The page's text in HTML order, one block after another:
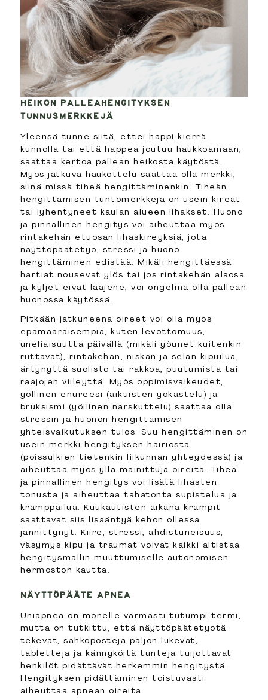
HEIKON PALLEAHENGITYKSEN
TUNNUSMERKKEJÄ
Yleensä tunne siitä, ettei happi kierrä
kunnolla tai että happea joutuu haukkoamaan,
saattaa kertoa pallean heikosta käytöstä.
Myös jatkuva haukottelu saattaa olla merkki,
siinä missä tiheä hengittäminenkin. Tiheän
hengittämisen tuntomerkkejä on usein kireät
tai lyhentyneet kaulan alueen lihakset. Huono
ja pinnallinen hengitys voi aiheuttaa myös
rintakehän etuosan lihaskireyksiä, jota
näyttöpäätetyö, stressi ja huono
hengittäminen edistää. Mikäli hengittäessä
hartiat nousevat ylös tai jos rintakehän alaosa
ja kyljet eivät laajene, voi ongelma olla pallean
huonossa käytössä.
Pitkään jatkuneena oireet voi olla myös
epämääräisempiä, kuten levottomuus,
uneliaisuutta päivällä (mikäli yöunet kuitenkin
riittävät), rintakehän, niskan ja selän kipuilua,
ärtynyttä suolisto tai rakkoa, puutumista tai
raajojen viileyttä. Myös oppimisvaikeudet,
yöllinen enureesi (aikuisten yökastelu) ja
bruksismi (yöllinen narskuttelu) saattaa olla
stressin ja huonon hengittämisen
yhteisvaikutuksen tulos. Suu hengittäminen on
usein merkki hengityksen häiriöstä
(poissulkien tietenkin liikunnan yhteydessä) ja
aiheuttaa myös yllä mainittuja oireita. Tiheä
ja pinnallinen hengitys voi lisätä lihasten
tonusta ja aiheuttaa tahatonta supistelua ja
kramppailua. Kuukautisten aikana krampit
saattavat siis lisääntyä kehon ollessa
jännittynyt. Kiire, stressi, ahdistuneisuus,
väsymys kipu ja traumat voivat kaikki altistaa
hengitysmallin muuttumiselle autonomisen
hermoston kautta.
NÄYTTÖPÄÄTE APNEA
Uniapnea on monelle varmasti tutumpi termi,
mutta on tutkittu, että näyttöpäätetyötä
tekevät, sähköposteja paljon lukevat,
tabletteja ja kännyköitä tunteja tuijottavat
henkilöt pidättävät herkemmin hengitystä.
Hengityksen pidättäminen toistuvasti
aiheuttaa apnean oireita.